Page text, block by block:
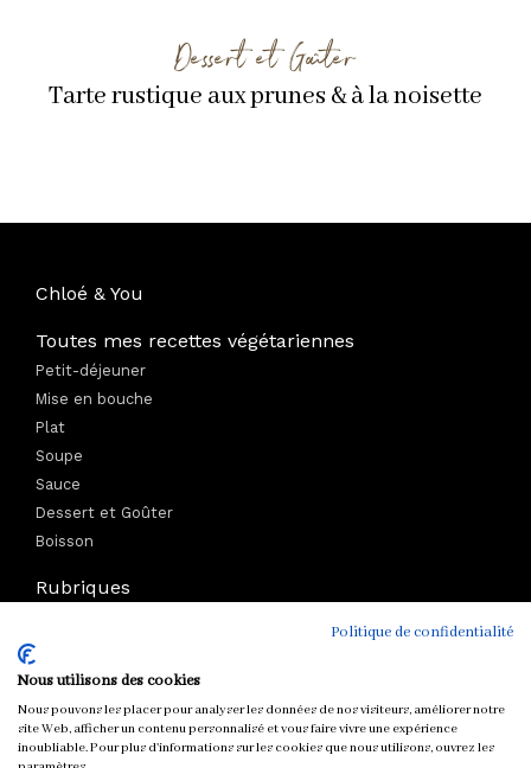
Dessert et Goûter
Tarte rustique aux prunes & à la noisette
Chloé & You
Toutes mes recettes végétariennes
Petit-déjeuner
Mise en bouche
Plat
Soupe
Sauce
Dessert et Goûter
Boisson
Rubriques
Bien-être
Mode
Boutique
Politique de confidentialité
Nous utilisons des cookies
Nous pouvons les placer pour analyser les données de nos visiteurs, améliorer notre
site Web, afficher un contenu personnalisé et vous faire vivre une expérience
inoubliable. Pour plus d'informations sur les cookies que nous utilisons, ouvrez les